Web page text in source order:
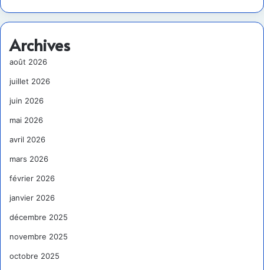
Archives
août 2026
juillet 2026
juin 2026
mai 2026
avril 2026
mars 2026
février 2026
janvier 2026
décembre 2025
novembre 2025
octobre 2025